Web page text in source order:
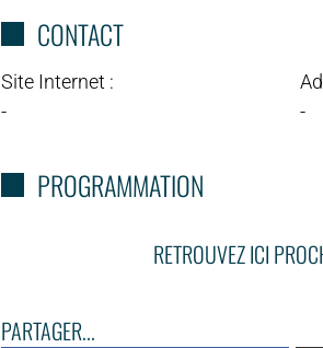
CONTACT
Site Internet :
-
-
PROGRAMMATION
RETROUVEZ ICI
PARTAGER...